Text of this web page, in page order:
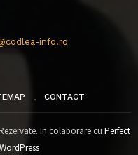
info.ro
CONTACT
In colaborare cu Perfect